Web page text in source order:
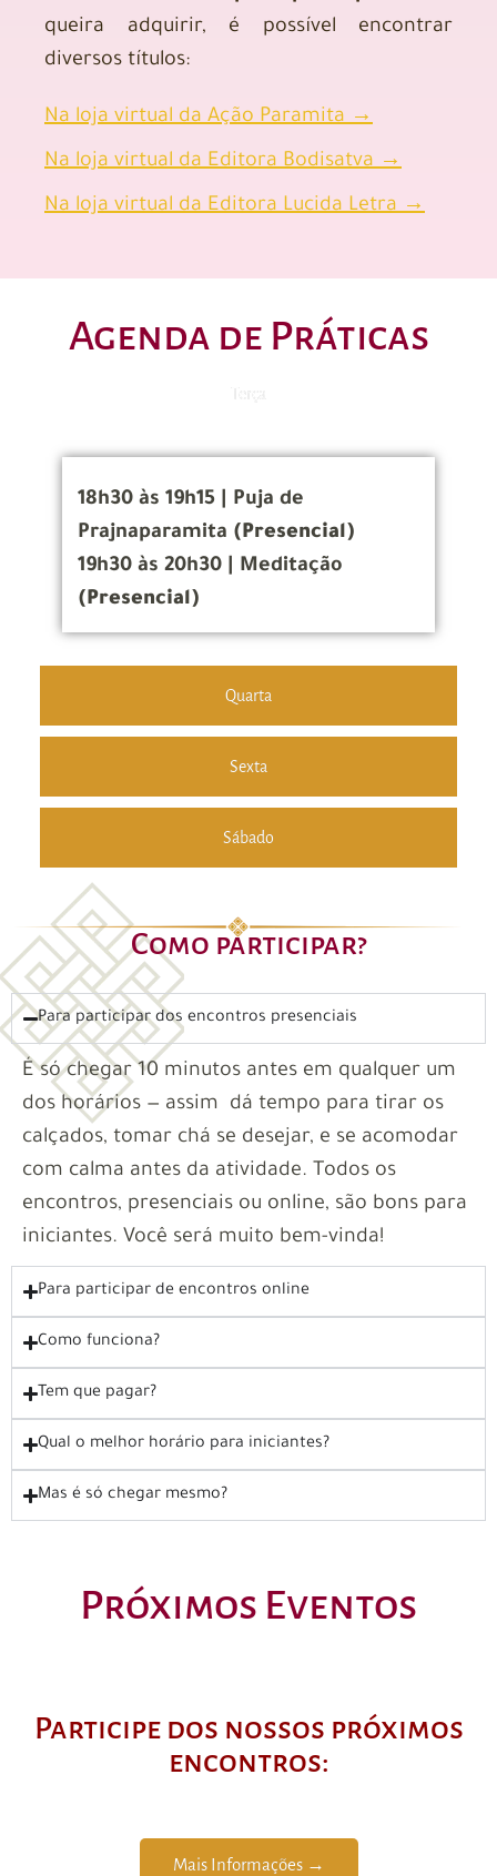
queira adquirir, é possível encontrar
diversos títulos:
Na loja virtual da Ação Paramita →
Na loja virtual da Editora Bodisatva →
Na loja virtual da Editora Lucida Letra →
Agenda de Práticas
Quarta
Sexta
Sábado
18h30 às 19h15 | Puja de
Prajnaparamita (Presencial)
19h30 às 20h30 | Meditação
(Presencial)
Como participar?
Para participar dos encontros presenciais
É só chegar 10 minutos antes em qualquer um
dos horários — assim dá tempo para tirar os
calçados, tomar chá se desejar, e se acomodar
com calma antes da atividade. Todos os
encontros, presenciais ou online, são bons para
iniciantes. Você será muito bem-vinda!
Para participar de encontros online
Como funciona?
Tem que pagar?
Qual o melhor horário para iniciantes?
Mas é só chegar mesmo?
Próximos Eventos
Participe dos nossos próximos
encontros:
Mais Informações →